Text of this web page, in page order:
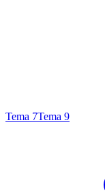
Tema 7Tema 9